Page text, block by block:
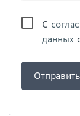
С
данных